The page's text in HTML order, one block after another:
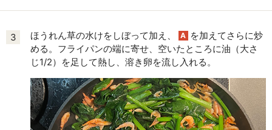
3 ほうれん草の水けをしぼって加え、 A を加えてさらに炒
める。フライパンの端に寄せ、空いたところに油（大さ
じ1/2）を足して熱し、溶き卵を流し入れる。